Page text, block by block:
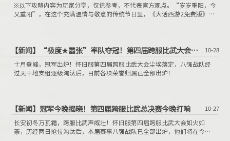
※以下攻略内容为玩家分享，仅供参考，不代表官方观点。“岁岁重阳，今
又重阳”，在这个充满温情与敬意的传统节日里，《大话西游2免费版》怀
【新闻】 “极度★嚣张”率队夺冠！第四届跨服比武大会战报 10-28
十月登峰，冠军出炉！怀旧服第四届跨服比武大会尘埃落定，八强战队经
过天干地支组逐级淘汰后，目前各项荣誉归属已全部出炉！
【新闻】 冠军今晚揭晓！第四届跨服比武总决赛今晚打响 10-27
长安初冬万瓦霜，跨服比武声威壮！怀旧服第四届跨服比武大会如火如
荼，历经两日抢位淘汰后，本届赛事八强战队已全部出炉，他们将在今晚